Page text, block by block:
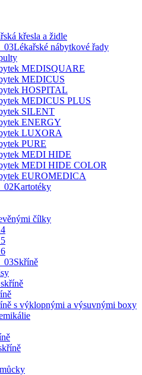
křesla a židle
Lékařské nábytkové řady
MEDISQUARE
MEDICUS
HOSPITAL
MEDICUS PLUS
SILENT
ENERGY
LUXORA
PURE
MEDI HIDE
MEDI HIDE COLOR
EUROMEDICA
Kartotéky
čílky
Skříně
s výklopnými a výsuvnými boxy